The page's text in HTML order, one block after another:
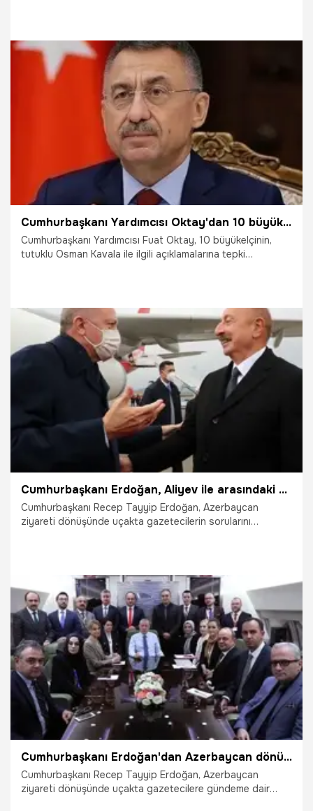
ifadelerini kullandı.
Siyaset
Cumhurbaşkanı Yardımcısı Oktay'dan 10 büyükelçinin açıklamasına tepki
Cumhurbaşkanı Yardımcısı Fuat Oktay, 10 büyükelçinin,
tutuklu Osman Kavala ile ilgili açıklamalarına tepki
ve siyasetçiler için iki kelam ederlerdi." dedi.
Siyaset
Cumhurbaşkanı Erdoğan, Aliyev ile arasındaki diyalogu anlattı! 'CHP'li ismi bir daha bu kapıdan içeri sokmam'
Cumhurbaşkanı Recep Tayyip Erdoğan, Azerbaycan
ziyareti dönüşünde uçakta gazetecilerin sorularını
adamı bir daha bu kapıdan içeri sokmam' dedi." ifadelerini
kullandı.
27.10.2021 Siyaset
Cumhurbaşkanı Erdoğan'dan Azerbaycan dönüşü çarpıcı mesajlar: Benim kitabımda geri adım atmak yok...
Cumhurbaşkanı Recep Tayyip Erdoğan, Azerbaycan
ziyareti dönüşünde uçakta gazetecilere gündeme dair